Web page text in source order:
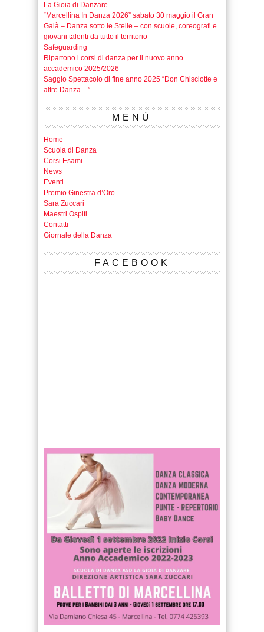
La Gioia di Danzare
“Marcellina In Danza 2026” sabato 30 maggio il Gran
Galà – Danza sotto le Stelle – con scuole, coreografi e
giovani talenti da tutto il territorio
Safeguarding
Ripartono i corsi di danza per il nuovo anno
accademico 2025/2026
Saggio Spettacolo di fine anno 2025 “Don Chisciotte e
altre Danza…”
MENÙ
Home
Scuola di Danza
Corsi Esami
News
Eventi
Premio Ginestra d’Oro
Sara Zuccari
Maestri Ospiti
Contatti
Giornale della Danza
FACEBOOK